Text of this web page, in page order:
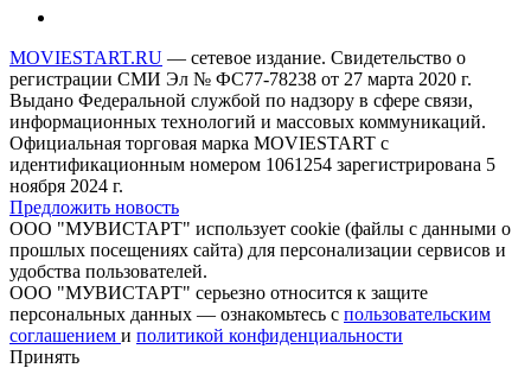
MOVIESTART.RU — сетевое издание. Свидетельство о
регистрации СМИ Эл № ФС77-78238 от 27 марта 2020 г.
Выдано Федеральной службой по надзору в сфере связи,
информационных технологий и массовых коммуникаций.
Официальная торговая марка MOVIESTART с
идентификационным номером 1061254 зарегистрирована 5
ноября 2024 г.
Предложить новость
ООО "МУВИСТАРТ" использует cookie (файлы с данными о
прошлых посещениях сайта) для персонализации сервисов и
удобства пользователей.
ООО "МУВИСТАРТ" серьезно относится к защите
персональных данных — ознакомьтесь с пользовательским
соглашением и политикой конфиденциальности
Принять